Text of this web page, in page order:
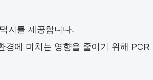
지를 제공합니다.
경에 미치는 영향을 줄이기 위해 PCR